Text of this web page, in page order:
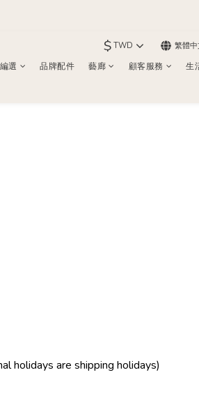
$ TWD 繁體中
選 品牌配件 藝廊 顧客服務 生
holidays are shipping holidays)